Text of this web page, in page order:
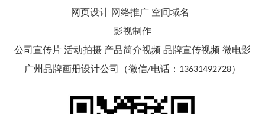
网页设计 网络推广 空间域名
影视制作
公司宣传片 活动拍摄 产品简介视频 品牌宣传视频 微电影
广州品牌画册设计公司（微信/电话：13631492728）